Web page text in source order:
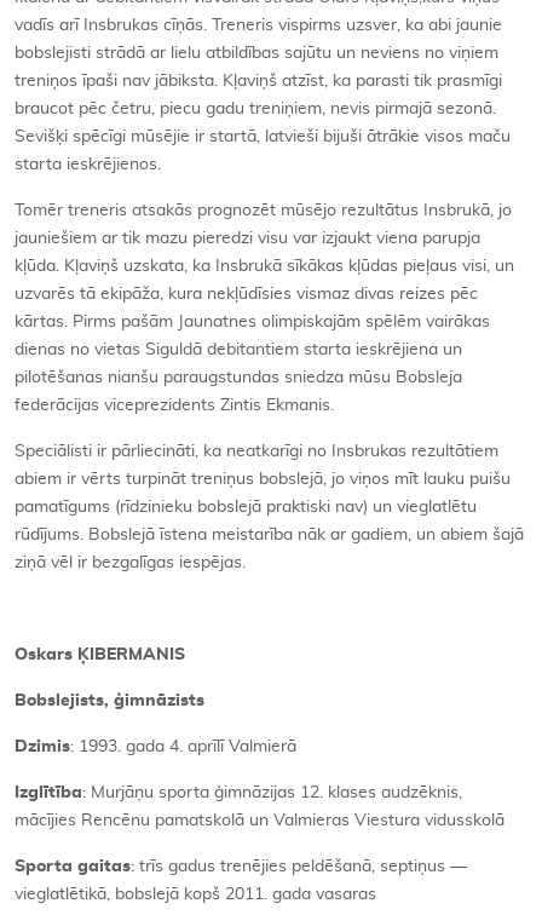
vadīs arī Insbrukas cīņās. Treneris vispirms uzsver, ka abi jaunie
bobslejisti strādā ar lielu atbildības sajūtu un neviens no viņiem
treniņos īpaši nav jābiksta. Kļaviņš atzīst, ka parasti tik prasmīgi
braucot pēc četru, piecu gadu treniņiem, nevis pirmajā sezonā.
Sevišķi spēcīgi mūsējie ir startā, latvieši bijuši ātrākie visos maču
starta ieskrējienos.
Tomēr treneris atsakās prognozēt mūsējo rezultātus Insbrukā, jo
jauniešiem ar tik mazu pieredzi visu var izjaukt viena parupja
kļūda. Kļaviņš uzskata, ka Insbrukā sīkākas kļūdas pieļaus visi, un
uzvarēs tā ekipāža, kura nekļūdīsies vismaz divas reizes pēc
kārtas. Pirms pašām Jaunatnes olimpiskajām spēlēm vairākas
dienas no vietas Siguldā debitantiem starta ieskrējiena un
pilotēšanas nianšu paraugstundas sniedza mūsu Bobsleja
federācijas viceprezidents Zintis Ekmanis.
Speciālisti ir pārliecināti, ka neatkarīgi no Insbrukas rezultātiem
abiem ir vērts turpināt treniņus bobslejā, jo viņos mīt lauku puišu
pamatīgums (rīdzinieku bobslejā praktiski nav) un vieglatlētu
rūdījums. Bobslejā īstena meistarība nāk ar gadiem, un abiem šajā
ziņā vēl ir bezgalīgas iespējas.
Oskars ĶIBERMANIS
Bobslejists, ģimnāzists
Dzimis: 1993. gada 4. aprīlī Valmierā
Izglītība: Murjāņu sporta ģimnāzijas 12. klases audzēknis,
mācījies Rencēnu pamatskolā un Valmieras Viestura vidusskolā
Sporta gaitas: trīs gadus trenējies peldēšanā, septiņus —
vieglatlētikā, bobslejā kopš 2011. gada vasaras